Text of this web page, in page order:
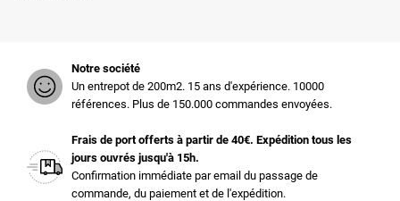
Notre société
Un entrepot de 200m2. 15 ans d'expérience. 10000
références. Plus de 150.000 commandes envoyées.
Frais de port offerts à partir de 40€. Expédition tous les
jours ouvrés jusqu'à 15h.
Confirmation immédiate par email du passage de
commande, du paiement et de l'expédition.